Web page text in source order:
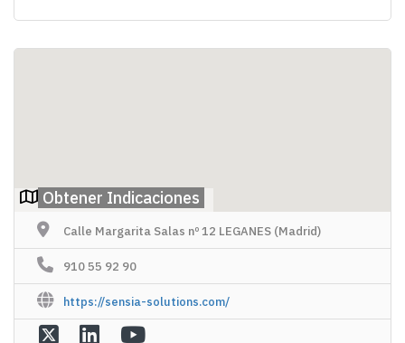
Obtener Indicaciones
Calle Margarita Salas nº 12 LEGANES (Madrid)
910 55 92 90
https://sensia-solutions.com/